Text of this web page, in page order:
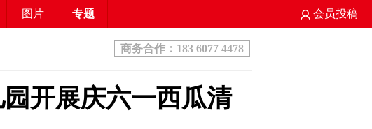
图片 专题 会员投稿
商务合作：183 6077 4478
开展庆六一西瓜清